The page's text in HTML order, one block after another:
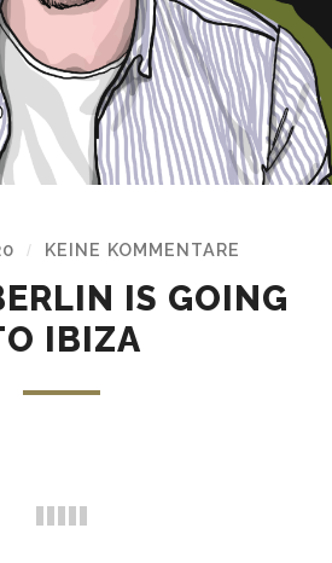
/ KEINE KOMMENTARE
IS GOING
IBIZA